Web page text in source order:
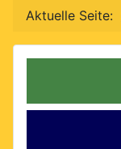
Aktuelle Seite: